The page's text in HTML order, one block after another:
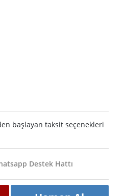
başlayan taksit seçenekleri
Destek Hattı